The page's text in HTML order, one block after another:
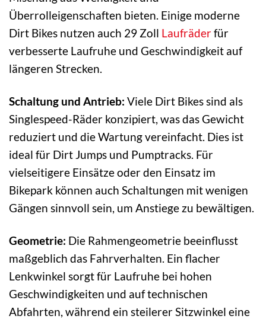
Überrolleigenschaften bieten. Einige moderne
Dirt Bikes nutzen auch 29 Zoll Laufräderfür
verbesserte Laufruhe und Geschwindigkeit auf
längeren Strecken.
Schaltung und Antrieb: Viele Dirt Bikes sind als
Singlespeed-Räder konzipiert, was das Gewicht
reduziert und die Wartung vereinfacht. Dies ist
ideal für Dirt Jumps und Pumptracks. Für
vielseitigere Einsätze oder den Einsatz im
Bikepark können auch Schaltungen mit wenigen
Gängen sinnvoll sein, um Anstiege zu bewältigen.
Geometrie: Die Rahmengeometrie beeinflusst
maßgeblich das Fahrverhalten. Ein flacher
Lenkwinkel sorgt für Laufruhe bei hohen
Geschwindigkeiten und auf technischen
Abfahrten, während ein steilerer Sitzwinkel eine